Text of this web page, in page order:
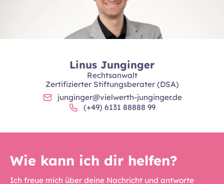
Linus Junginger
Rechtsanwalt
Zertifizierter Stiftungsberater (DSA)
junginger@vielwerth-junginger.de
(+49) 6131 88888 99
Wie kann ich dir helfen?
Ich freue mich über deine Nachricht und antworte